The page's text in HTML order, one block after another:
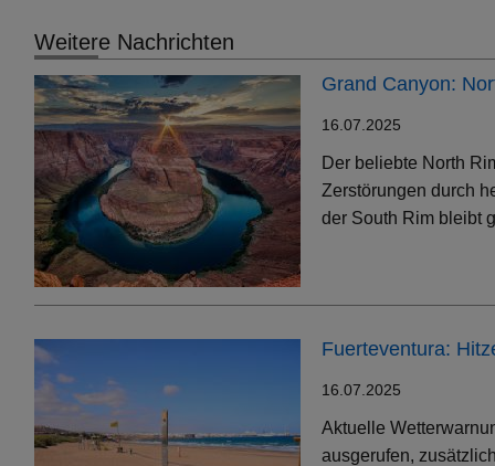
Weitere Nachrichten
Grand Canyon:
16.07.2025
Der beliebte North
Zerstörungen durch
der South Rim bleibt
Fuerteventura:
16.07.2025
Aktuelle
ausgerufen,